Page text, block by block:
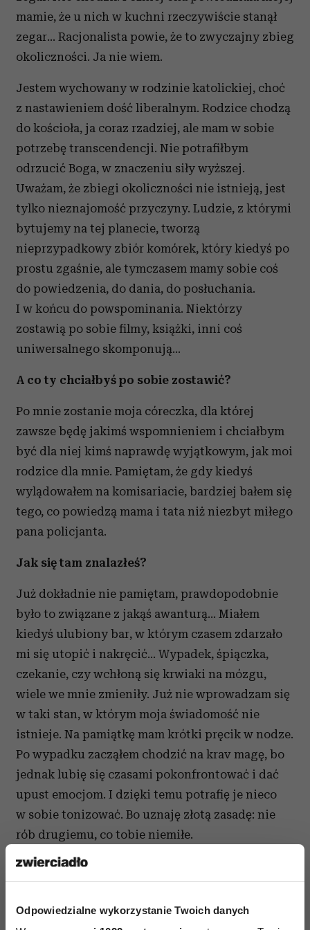
Odpowiedzialne wykorzystanie Twoich danych
mamie, że u nich w kuchni rzeczywiście stanął
zegar… Racjonalista powie, że to zwyczajny zbieg
okoliczności. Ja nie wiem.
Jestem wychowany w rodzinie katolickiej, choć
z nastawieniem dość liberalnym. Rodzice chodzą
do kościoła, ja coraz rzadziej, ale mam w sobie
potrzebę transcendencji. Nie potrafiłbym
odrzucić Boga, w znaczeniu siły wyższej.
Uważam, że zbiegi okoliczności nie istnieją, jest
tylko nieznajomość przyczyny. Ludzie, z którymi
bytujemy na tej planecie, tworzą
nieprzypadkowy zbiór komórek, który kiedyś po
prostu zgaśnie, ale tymczasem mamy sobie coś
do powiedzenia, do dania, do posłuchania.
I w końcu do powspominania. Niektórzy
zostawią po sobie filmy, książki, inni coś
uniwersalnego skomponują...
A co ty chciałbyś po sobie zostawić?
Po mnie zostanie moja córeczka, dla której
zawsze będę jakimś wspomnieniem i chciałbym
być dla niej kimś naprawdę wyjątkowym, jak moi
rodzice dla mnie. Pamiętam, że gdy kiedyś
wylądowałem na komisariacie, bardziej bałem się
tego, co powiedzą mama i tata niż niezbyt miłego
pana policjanta.
Jak się tam znalazłeś?
Już dokładnie nie pamiętam, prawdopodobnie
było to związane z jakąś awanturą… Miałem
kiedyś ulubiony bar, w którym czasem zdarzało
mi się utopić i nakręcić… Wypadek, śpiączka,
czekanie, czy wchłoną się krwiaki na mózgu,
wiele we mnie zmieniły. Już nie wprowadzam się
w taki stan, w którym moja świadomość nie
istnieje. Na pamiątkę mam krótki pręcik w nodze.
Po wypadku zacząłem chodzić na krav magę, bo
jednak lubię się czasami pokonfrontować i dać
upust emocjom. I dzięki temu potrafię je nieco
w sobie tonizować. Bo uznaję złotą zasadę: nie
rób drugiemu, co tobie niemiłe.
Wybaczyłbyś zdradę?
mi się”. Dopóki nie przeżyjemy ekstremalnych